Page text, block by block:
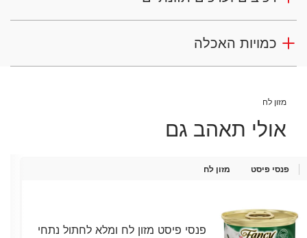
כמויות האכלה
מזון לח
אולי תאהב גם
פנסי פיסט מזון לח
פנסי פיסט מזון לח ומלא לחתול נתחי